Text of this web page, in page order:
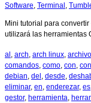
Software, Terminal ,
Mini tutorial para
utilizará las herramientas
al , arch, arch linux, archivo
comandos, como, con,
debian, del , desde,
eliminar, en, enderezar, es
gestor, herramienta,